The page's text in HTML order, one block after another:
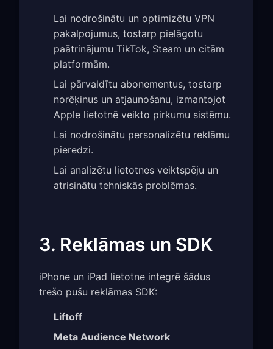
Lai nodrošinātu un optimizētu VPN
pakalpojumus, tostarp pielāgotu
paātrinājumu TikTok, Steam un citām
platformām.
Lai pārvaldītu abonementus, tostarp
norēķinus un atjaunošanu, izmantojot
Apple lietotnē veikto pirkumu sistēmu.
Lai nodrošinātu personalizētu reklāmu
pieredzi.
Lai analizētu lietotnes veiktspēju un
atrisinātu tehniskās problēmas.
3. Reklāmas un SDK
iPhone un iPad lietotne integrē šādus
trešo pušu reklāmas SDK:
Liftoff
Meta Audience Network